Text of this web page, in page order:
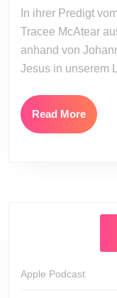
In ihrer Predigt
Tracee McAtear
anhand von
Jesus in unserem
Read MoreRead
More
Apple Podcast